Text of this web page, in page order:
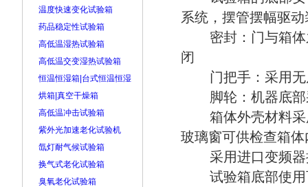
温度快速变化试验箱
药品稳定性试验箱
高低温湿热试验箱
高低温交变湿热试验箱
恒温恒湿箱|台式恒温恒湿
烘箱|真空干燥箱
高低温冲击试验箱
紫外光加速老化试验机
氙灯耐气候试验箱
换气式老化试验箱
臭氧老化试验箱
系统，摆管摆幅驱动
密封：门与箱
闭
门把手：采用
脚轮：机器底
箱体外壳材料
玻璃窗可供检查箱
采用进口变频
试验箱底部使